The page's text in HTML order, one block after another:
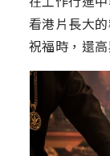
看港片長大
祝福時，還